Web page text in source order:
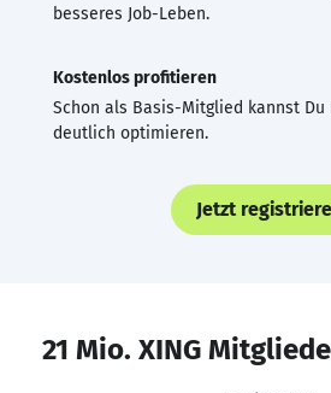
besseres Job-Leben.
Kostenlos profitieren
Schon als Basis-Mitglied kannst Du
deutlich optimieren.
Jetzt
21 Mio. XING